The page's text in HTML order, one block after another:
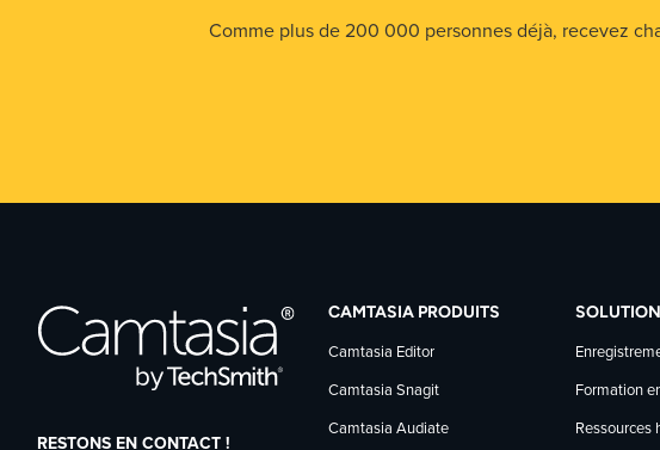
Comme plus de 200 000 personnes déjà, recevez
RESTONS EN CONTACT !
CAMTASIA PRODUITS
Camtasia Editor
Camtasia Snagit
Camtasia Audiate
Formation
Ressources